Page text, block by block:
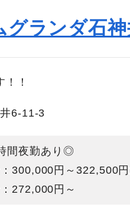
ランダ石神
！
6-11-3
間夜勤あり◎
300,000円～322,500円
272,000円～